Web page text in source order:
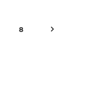
8